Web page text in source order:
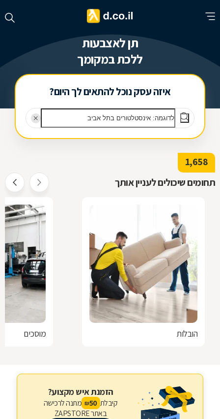
תן לאצבעות
ללכת במקומך
איזה עסק נוכל להתאים לך היום?
1,658
תחומים שיכולים לעניין אותך
הובלות מוסכים
הזמנת איש מקצוע?
קיבלת 50
₪ מתנה לרכישה
באתר ZAPSTORE